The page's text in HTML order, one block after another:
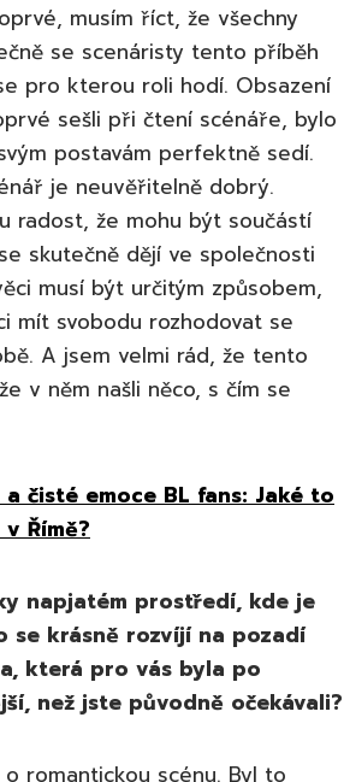
musím říct, že všechny
se scenáristy tento příběh
pro kterou roli hodí. Obsazení
sešli při čtení scénáře, bylo
postavám perfektně sedí.
je neuvěřitelně dobrý.
radost, že mohu být součástí
skutečně dějí ve společnosti
musí být určitým způsobem,
mít svobodu rozhodovat se
A jsem velmi rád, že tento
v něm našli něco, s čím se
čisté emoce BL fans: Jaké to
Římě?
napjatém prostředí, kde je
se krásně rozvíjí na pozadí
která pro vás byla po
než jste původně očekávali?
romantickou scénu. Byl to